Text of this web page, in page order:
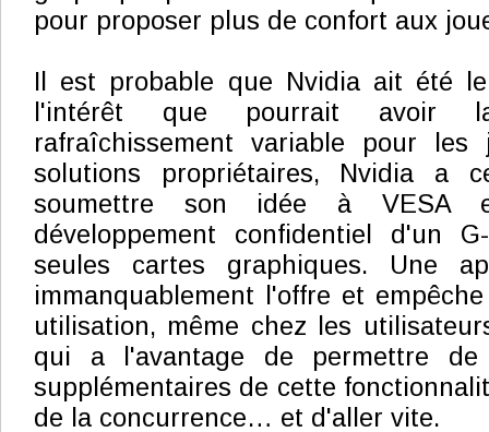
pour proposer plus de confort aux
Il est probable que Nvidia ait été
l'intérêt que pourrait avoir
rafraîchissement variable pour les
solutions propriétaires, Nvidia a
soumettre son idée à
développement confidentiel d'un
seules cartes graphiques. Une
immanquablement l'offre et
utilisation, même chez les
qui a l'avantage de permettre
supplémentaires de cette
de la concurrence… et d'aller vite.